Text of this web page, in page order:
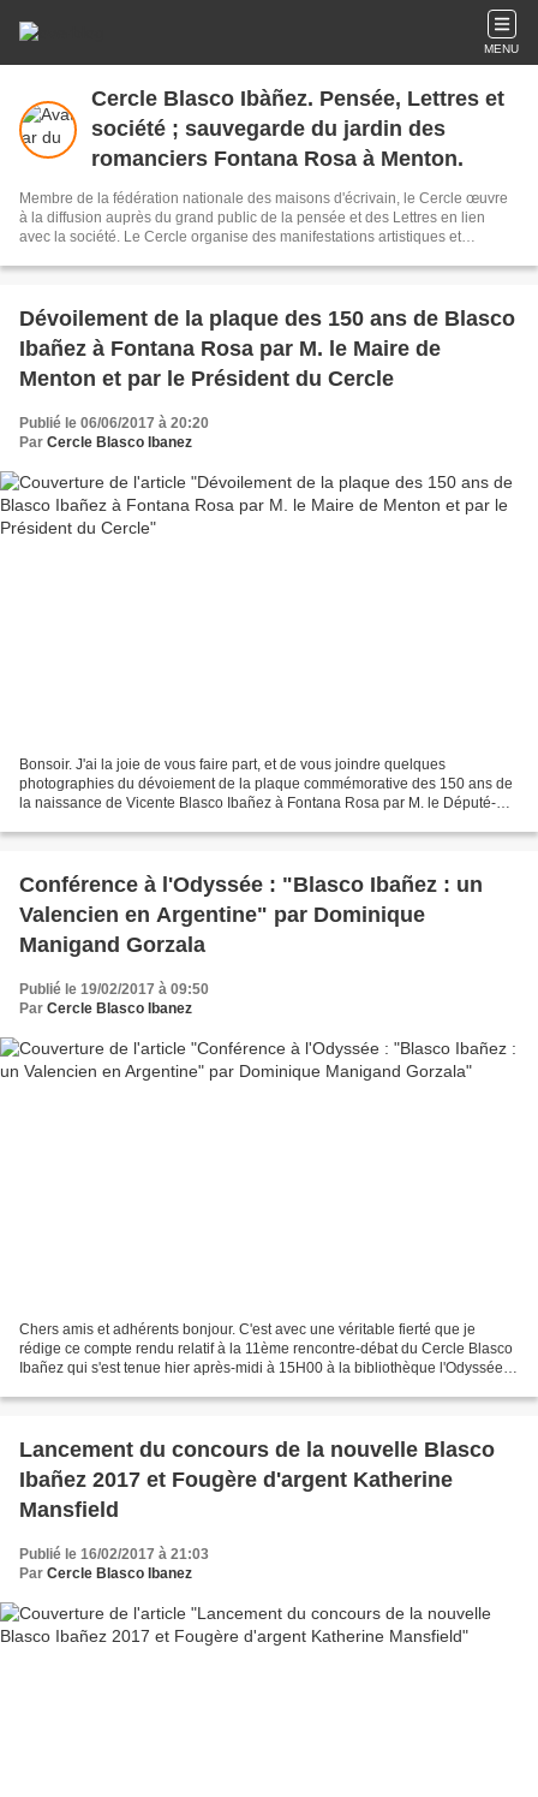
MENU
Cercle Blasco Ibàñez. Pensée, Lettres et
société ; sauvegarde du jardin des
romanciers Fontana Rosa à Menton.
Membre de la fédération nationale des maisons d'écrivain, le Cercle œuvre
à la diffusion auprès du grand public de la pensée et des Lettres en lien
avec la société. Le Cercle organise des manifestations artistiques et
de l'écrivain espagnol Vicente Blasco Ibàñez, Patrick Estève est Président
Dévoilement de la plaque des 150 ans de Blasco
Ibañez à Fontana Rosa par M. le Maire de
Menton et par le Président du Cercle
Publié le 06/06/2017 à 20:20
Par Cercle Blasco Ibanez
Bonsoir. J'ai la joie de vous faire part, et de vous joindre quelques
photographies du dévoiement de la plaque commémorative des 150 ans de
la naissance de Vicente Blasco Ibañez à Fontana Rosa par M. le Député-
Conférence à l'Odyssée : "Blasco Ibañez : un
Valencien en Argentine" par Dominique
Manigand Gorzala
Publié le 19/02/2017 à 09:50
Par Cercle Blasco Ibanez
Chers amis et adhérents bonjour. C'est avec une véritable fierté que je
rédige ce compte rendu relatif à la 11ème rencontre-débat du Cercle Blasco
Ibañez qui s'est tenue hier après-midi à 15H00 à la bibliothèque l'Odyssée
Lancement du concours de la nouvelle Blasco
Ibañez 2017 et Fougère d'argent Katherine
Mansfield
Publié le 16/02/2017 à 21:03
Par Cercle Blasco Ibanez